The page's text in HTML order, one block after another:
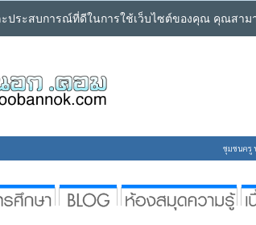
ประสบการณ์ที่ดีในการใช้เว็บไซต์ของคุณ คุณสาม
ชุมชนครู